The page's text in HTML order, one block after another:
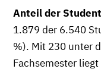
Anteil der
1.879 der 6.540
%). Mit 230 unter
Fachsemester